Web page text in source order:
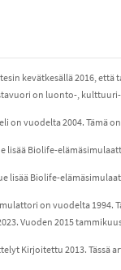
kevätkesällä 2016,
on luonto-,
on vuodelta 2004. Tämä
Biolife-
lisää Biolife-
on vuodelta
Vuoden 2015
Kirjoitettu 2013.